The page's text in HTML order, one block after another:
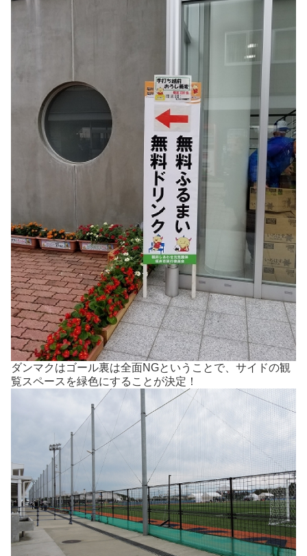
ダンマクはゴール裏は全面NGということで、サイドの観
覧スペースを緑色にすることが決定！